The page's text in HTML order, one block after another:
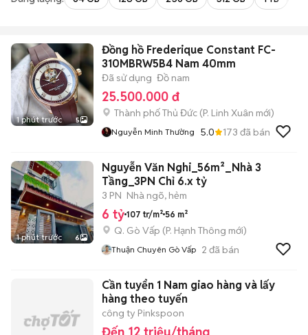
1 phút trước 5
Đồng hồ Frederique Constant FC-
310MBRW5B4 Nam 40mm
Đã sử dụng Đồ nam
25.500.000 đ
Thành phố Thủ Đức (P. Linh Xuân mới)
Nguyễn Minh Thường 5.0 173 đã bán
1 phút trước 6
Nguyễn Văn Nghi_56m²_Nhà 3
Tầng_3PN Chỉ 6.x tỷ
3 PN Nhà ngõ, hẻm
6 tỷ 107 tr/m² 56 m²
Q. Gò Vấp (P. Hạnh Thông mới)
Thuận Chuyên Gò Vấp 2 đã bán
Cần tuyển 1 Nam giao hàng và lấy
hàng theo tuyến
công ty Pinkspoon